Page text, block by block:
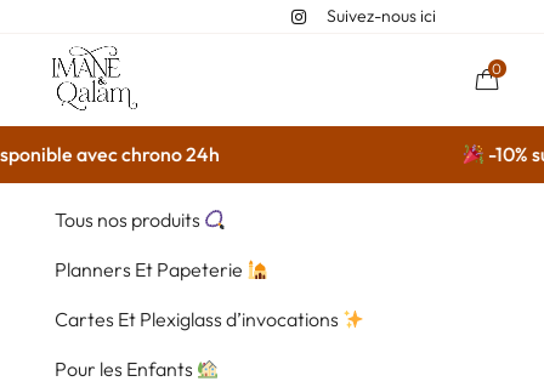
Suivez-nous ici
0
avec chrono 24h -10%
Tous nos produits
Planners Et Papeterie
Cartes Et Plexiglass d’invocations
Pour les Enfants